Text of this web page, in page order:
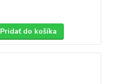
Pridať do košíka